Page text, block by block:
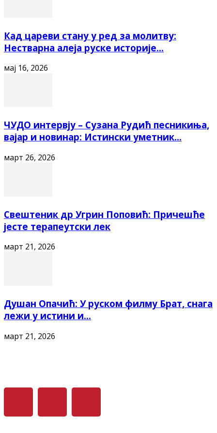
Кад цареви стану у ред за молитву:
Нестварна алеја руске историје...
мај 16, 2026
ЧУДО интервју – Сузана Рудић песникиња,
вајар и новинар: Истински уметник...
март 26, 2026
Свештеник др Угрин Поповић: Причешће
јесте терапеутски лек
март 21, 2026
Душан Опачић: У руском филму Брат, снага
лежи у истини и...
март 21, 2026